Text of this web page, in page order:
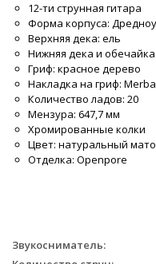
12-ти струнная гитара
Форма корпуса:
Верхняя дека: ель
Нижняя дека и
Гриф: красное дерево
Накладка на гриф:
Количество ладов: 20
Мензура: 647,7 мм
Хромированные колки
Цвет: натуральный
Отделка: Openpore
Звукосниматель: